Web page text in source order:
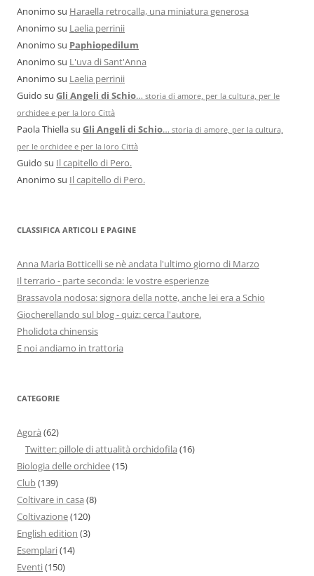
Anonimo su Haraella retrocalla, una miniatura generosa
Anonimo su Laelia perrinii
Anonimo su Paphiopedilum
Anonimo su L'uva di Sant'Anna
Anonimo su Laelia perrinii
Guido su Gli Angeli di Schio… storia di amore, per la cultura, per le
orchidee e per la loro Città
Paola Thiellasu Gli Angeli di Schio… storia di amore, per la cultura,
per le orchidee e per la loro Città
Guido su Il capitello di Pero.
Anonimo su Il capitello di Pero.
CLASSIFICA ARTICOLI E PAGINE
Anna Maria Botticelli se nè andata l'ultimo giorno di Marzo
Il terrario - parte seconda: le vostre esperienze
Brassavola nodosa: signora della notte, anche lei era a Schio
Giocherellando sul blog - quiz: cerca l'autore.
Pholidota chinensis
E noi andiamo in trattoria
CATEGORIE
Agorà (62)
Twitter: pillole di attualità orchidofila (16)
Biologia delle orchidee(15)
Club(139)
Coltivare in casa (8)
Coltivazione(120)
English edition (3)
Esemplari(14)
Eventi(150)